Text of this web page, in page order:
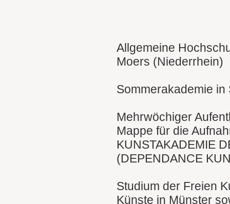
Allgemeine
Moers (Niederrhein)
Sommerakademie
Mehrwöchiger
Mappe für die
KUNSTAKADEMIE
(DEPENDANCE
Studium der Freien
Künste in Münster